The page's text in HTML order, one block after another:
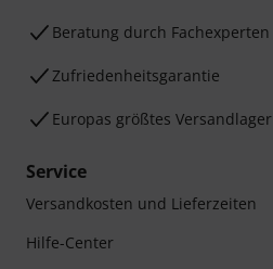
Beratung durch Fachexperten
Zufriedenheitsgarantie
Europas größtes Versandlager
Service
Versandkosten und Lieferzeiten
Hilfe-Center